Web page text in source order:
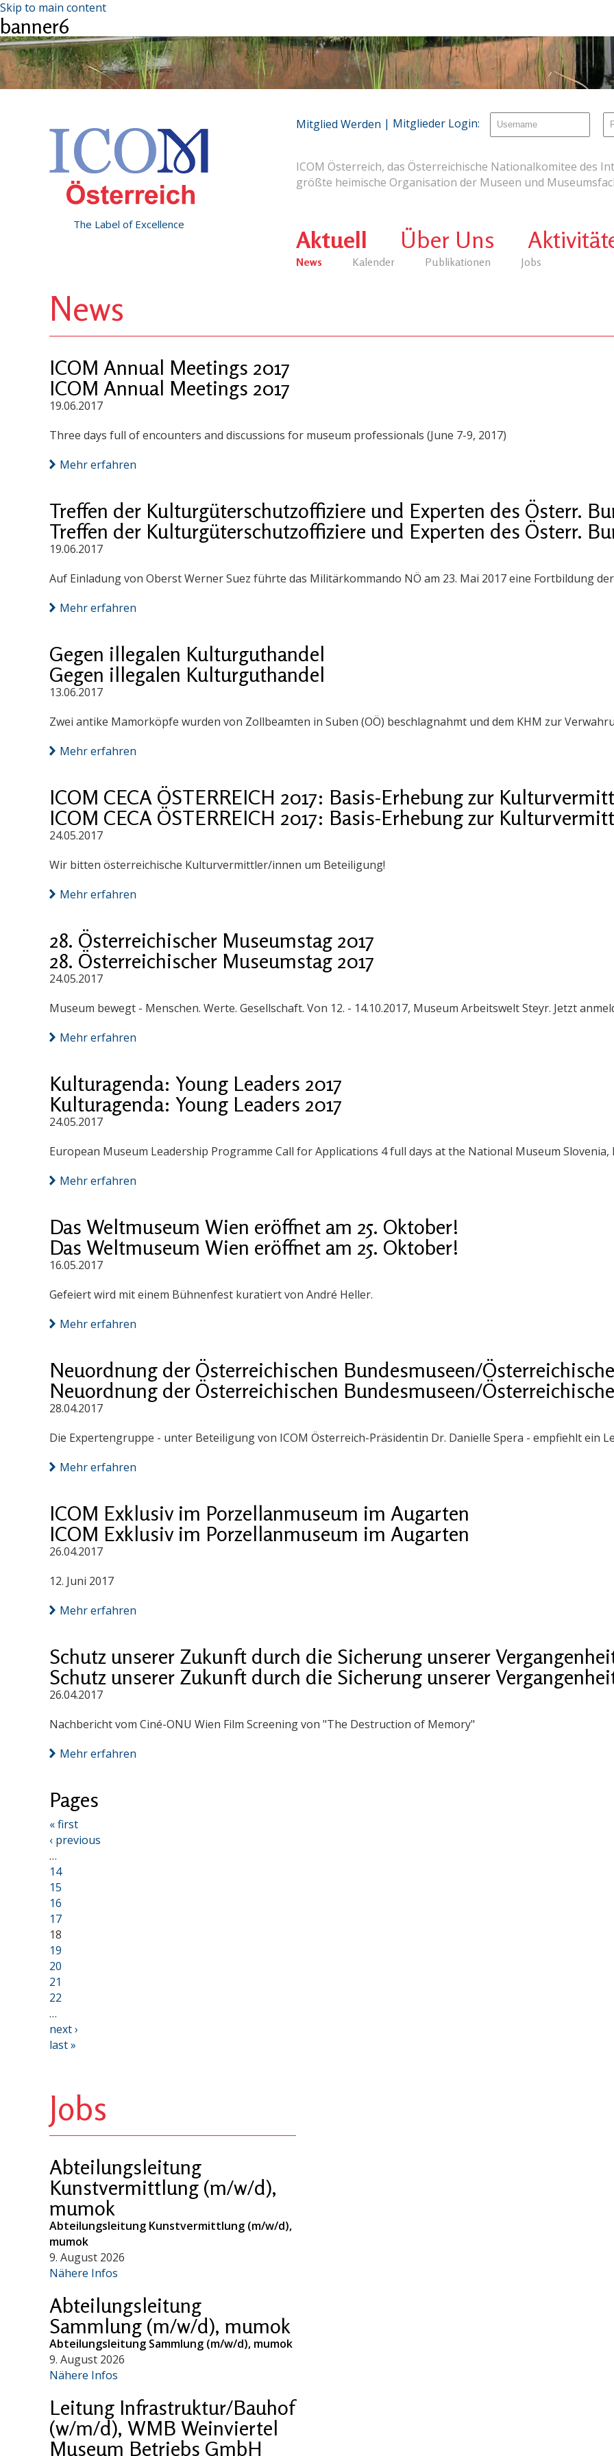
Skip to main content
banner6
The Label of Excellence
ICOM Österreich, das Österreichische Nationalkomitee des
größte heimische Organisation der Museen und
Aktuell
News Kalender Publikationen Jobs
Über Uns
Mitglied Werden | Mitglieder Login:
News
ICOM Annual Meetings 2017
ICOM Annual Meetings 2017
19.06.2017
Three days full of encounters and discussions for museum professionals (June 7-9, 2017)
Mehr erfahren
Treffen der Kulturgüterschutzoffiziere und Experten des Österr.
Treffen der Kulturgüterschutzoffiziere und Experten des Österr.
19.06.2017
Auf Einladung von Oberst Werner Suez führte das Militärkommando NÖ am 23. Mai 2017 eine Fortbildung
Mehr erfahren
Gegen illegalen Kulturguthandel
Gegen illegalen Kulturguthandel
13.06.2017
Zwei antike Mamorköpfe wurden von Zollbeamten in Suben (OÖ) beschlagnahmt und dem KHM zur
Mehr erfahren
ICOM CECA ÖSTERREICH 2017: Basis-Erhebung zur
ICOM CECA ÖSTERREICH 2017: Basis-Erhebung zur
24.05.2017
Wir bitten österreichische Kulturvermittler/innen um Beteiligung!
Mehr erfahren
28. Österreichischer Museumstag 2017
28. Österreichischer Museumstag 2017
24.05.2017
Museum bewegt - Menschen. Werte. Gesellschaft. Von 12. - 14.10.2017, Museum Arbeitswelt Steyr. Jetzt
Mehr erfahren
Kulturagenda: Young Leaders 2017
Kulturagenda: Young Leaders 2017
24.05.2017
European Museum Leadership Programme Call for Applications 4 full days at the National Museum
Mehr erfahren
Das Weltmuseum Wien eröffnet am 25. Oktober!
Das Weltmuseum Wien eröffnet am 25. Oktober!
16.05.2017
Gefeiert wird mit einem Bühnenfest kuratiert von André Heller.
Mehr erfahren
Neuordnung der Österreichischen Bundesmuseen/
Neuordnung der Österreichischen Bundesmuseen/
28.04.2017
Die Expertengruppe - unter Beteiligung von ICOM Österreich-Präsidentin Dr. Danielle Spera - empfiehlt ein
Mehr erfahren
ICOM Exklusiv im Porzellanmuseum im Augarten
ICOM Exklusiv im Porzellanmuseum im Augarten
26.04.2017
12. Juni 2017
Mehr erfahren
Schutz unserer Zukunft durch die Sicherung unserer
Schutz unserer Zukunft durch die Sicherung unserer
26.04.2017
Nachbericht vom Ciné-ONU Wien Film Screening von "The Destruction of Memory"
Mehr erfahren
Pages
« first
‹ previous
…
14
15
16
17
18
19
20
21
22
…
next ›
last »
Jobs
Abteilungsleitung
Kunstvermittlung (m/w/d),
mumok
Abteilungsleitung Kunstvermittlung (m/w/d),
mumok
9. August 2026
Nähere Infos
Abteilungsleitung
Sammlung (m/w/d), mumok
Abteilungsleitung Sammlung (m/w/d), mumok
9. August 2026
Nähere Infos
Leitung Infrastruktur/Bauhof
(w/m/d), WMB Weinviertel
Museum Betriebs GmbH